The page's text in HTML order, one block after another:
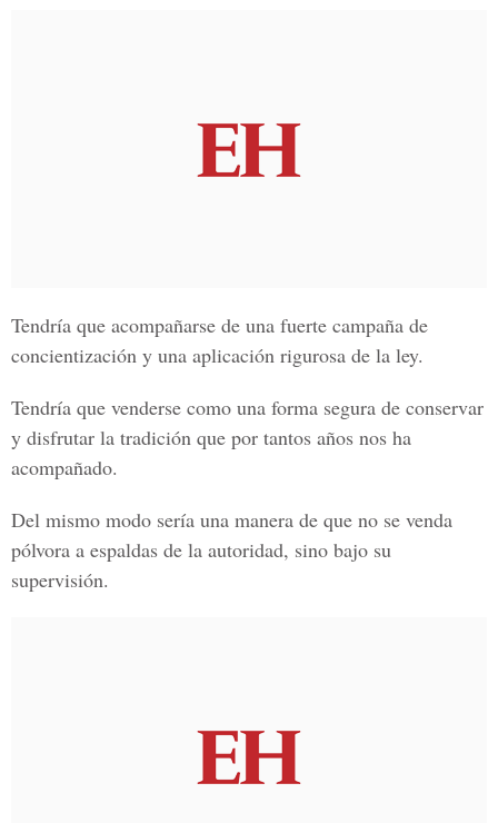
Tendría que acompañarse de una fuerte campaña de
concientización y una aplicación rigurosa de la ley.
Tendría que venderse como una forma segura de conservar
y disfrutar la tradición que por tantos años nos ha
acompañado.
Del mismo modo sería una manera de que no se venda
pólvora a espaldas de la autoridad, sino bajo su
supervisión.